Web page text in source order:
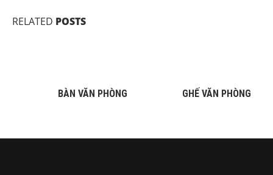
RELATED POSTS
BÀN VĂN PHÒNG GHẾ VĂN PHÒNG